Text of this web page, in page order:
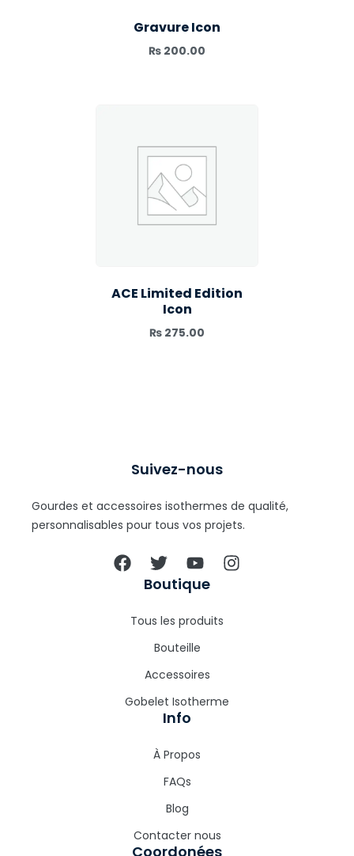
Gravure Icon
₨ 200.00
ACE Limited Edition
Icon
₨ 275.00
Suivez-nous
Gourdes et accessoires isothermes de qualité,
personnalisables pour tous vos projets.
Boutique
Tous les produits
Bouteille
Accessoires
Gobelet Isotherme
Info
À Propos
FAQs
Blog
Contacter nous
Coordonées